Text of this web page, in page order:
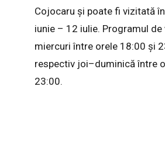
Cojocaru și poate fi vizitată
iunie – 12 iulie. Programul
miercuri între orele 18:00 și
respectiv joi–duminică între
23:00.